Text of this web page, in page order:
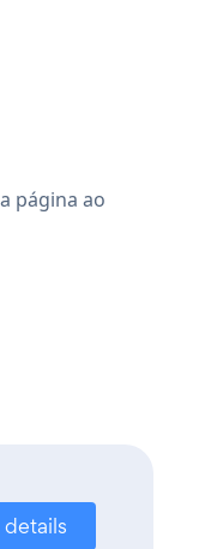
página ao
details